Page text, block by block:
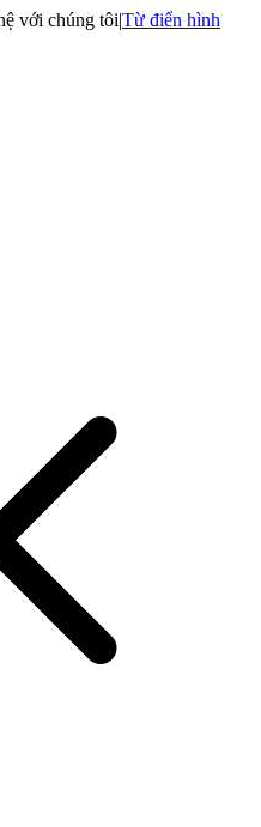
với chúng tôi|Từ điển hình